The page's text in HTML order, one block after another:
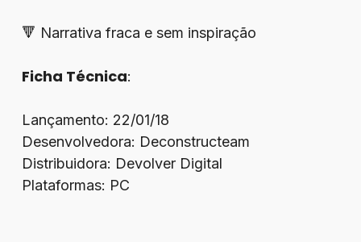
🔻 Narrativa fraca e sem inspiração
Ficha Técnica:
Lançamento: 22/01/18
Desenvolvedora: Deconstructeam
Distribuidora: Devolver Digital
Plataformas: PC